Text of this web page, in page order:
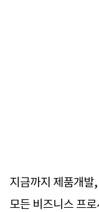
지금까지 제품개
모든 비즈니스 프